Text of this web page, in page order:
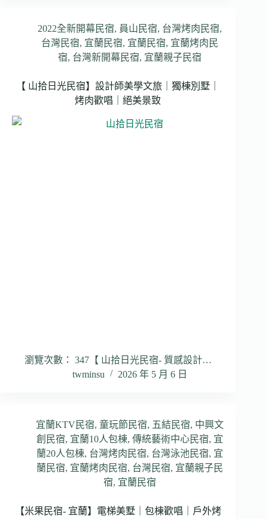
2022全新開幕民宿, 員山民宿, 台灣烤肉民宿,
台灣民宿, 宜蘭民宿, 宜蘭民宿, 宜蘭烤肉民
宿, 台灣新開幕民宿, 宜蘭親子民宿
【 山拾日光民宿】設計師美學文旅｜獨棟別墅｜
烤肉歡唱｜絕美景致
瀏覽次數： 347【 山拾日光民宿- 質感設計…
twminsu
2026 年 5 月 6 日
宜蘭KTV民宿,童玩節民宿, 五結民宿, 中興文
創民宿, 宜蘭10人包棟,傳統藝術中心民宿, 宜
蘭20人包棟, 台灣烤肉民宿, 台灣泳池民宿, 宜
蘭民宿, 宜蘭烤肉民宿, 台灣民宿, 宜蘭親子民
宿, 宜蘭民宿
【米果民宿- 宜蘭】電梯美墅｜包棟歡唱｜戶外烤